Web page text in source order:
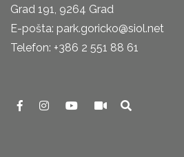
Grad 191, 9264 Grad
E-pošta: park.goricko@siol.net
Telefon: +386 2 551 88 61